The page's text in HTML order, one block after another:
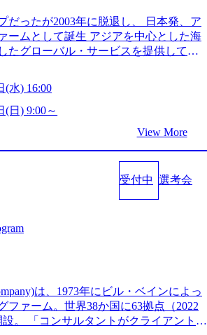
※通常の選考フローと異なり、事前に
ジタルイノベーション事業部でのポジ
、そして適性や志向性に合わせて、以
いての作業も発生します。 ＜ITコン
系の領域において、大手・ベンチャ
援を行います。 直近の案件では、大
す。 生成AIなどの最新技術とシステム
に貢献します。 ＜PL/PM＞ 顧客の要望
イル開発による開発支援までを一気通
提案・推進の中核として、企画・要件
件メインです。 要件定義～設計～開
いただき、当社の社員が業務面をサ
案、そして実行までを一気通貫で支援
て顧客の要望や提案を柔軟に取り入れ
提案がサービスに直接反映されやす
トへ。会社に入って、何が変わった？
プラダ：ラグジュアリー製品のパーソナ
case-studies/song/prada-luxury-product-c
www.accenture.com/jp-ja/case-stud
テジー & コンサルティング） ソフトバ
2020」でマーケ＆営業のDX実現 (http
media/softbank)（通信） 経済産
安ネット」を構築。省庁DXの先進事
studies/public-service/meti-industry-safety-
goods-services/calbee)（消費財・サ
年5月時点）の社員を擁し、世界120以
日本では2.3万人以上の従業員を擁し
倍近くの成長を遂げていることから、
を抱えており、アビームコンサルティ
サルタント制度の有資格者数が多く、
者は年間約1,000名） 残業時間や有休
実行前後で離職率を半減させることに
いるほか、在宅勤務制度の全社展開、
だったが2003年に脱退し、 日本発、ア
ームとして誕生 アジアを中心とした海
たグローバル・サービスを提供してい
通じて社会や産業の課題を解決し、
イアント変革の確実な実現と社会的
の戦略的資本提携も実現して、現在は
6,000名を超えるプロフェッショナルを
報通信、公共事業など幅広い分野をク
日本市場No.1を誇り、全世界で6,400件
認定コンサルタント資格を取得してい
のSAP S/4HANA®認定コンサルタント
、それらを活用してお客様に最適なS
7d54-42b9-a7ae-8c532c52d3
『SAP A
秀賞「プロジェクト・アワード」を受
アビームコンサルティ
ど可視化 (https://www.nikkan.co.jp/articl
(水) 16:00
(日) 9:00～
View More
受付中 選考会
は、1973年にビル・ベインによっ
ァーム。世界38か国に63拠点（2022
。 「コンサルタントがクライアントに